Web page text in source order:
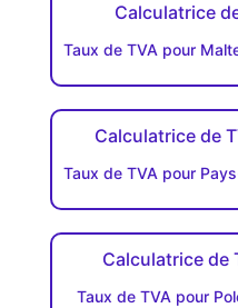
Calculatrice
Taux de TVA pour
Calculatrice de
Taux de TVA pour
Calculatrice de
Taux de TVA pour